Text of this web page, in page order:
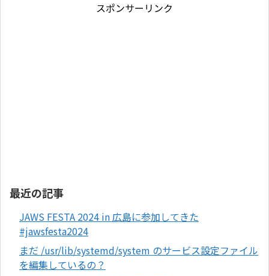
スポンサーリンク
最近の記事
JAWS FESTA 2024 in 広島に参加してきた
#jawsfesta2024
まだ /usr/lib/systemd/system のサービス設定ファイル
を編集しているの？